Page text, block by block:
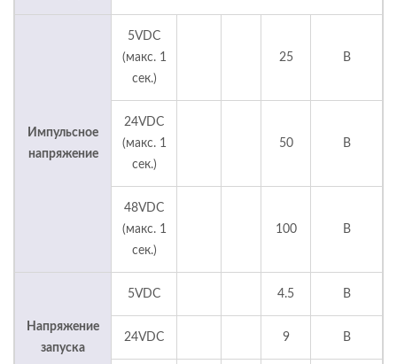
Импульсное
напряжение
5VDC
(макс. 1
сек.)
25 В
24VDC
(макс. 1
сек.)
50 В
48VDC
(макс. 1
сек.)
100 В
Напряжение
запуска
5VDC 4.5 В
24VDC 9 В